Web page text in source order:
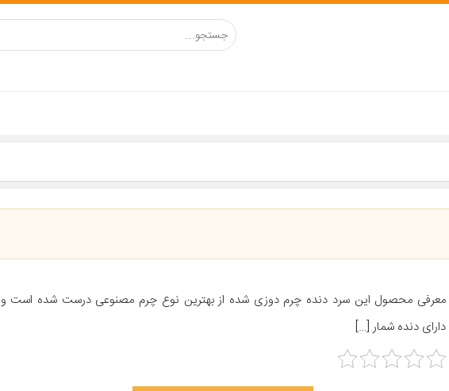
معرفی محصول این سرد دنده چرم دوزی شده از بهترین نوع چرم مصنوعی درست شده است و
دارای دنده شمار […]